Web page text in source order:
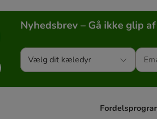
Nyhedsbrev – Gå ikke glip
Vælg dit kæledyr